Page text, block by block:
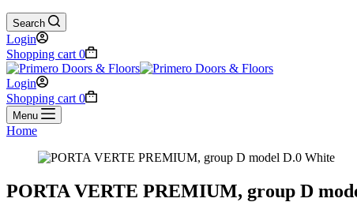
Search
Login
Shopping cart 0
Login
Shopping cart 0
Menu
Home
PORTA VERTE PREMIUM, group D